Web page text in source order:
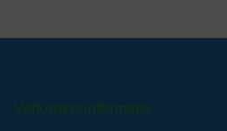
Verkopersinformatie